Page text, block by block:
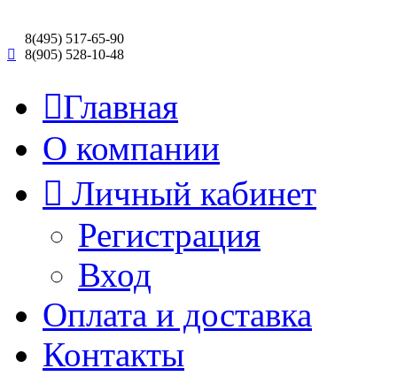
8(495) 517-65-90
8(905) 528-10-48
Главная
О компании
Личный кабинет
Регистрация
Вход
Оплата и доставка
Контакты